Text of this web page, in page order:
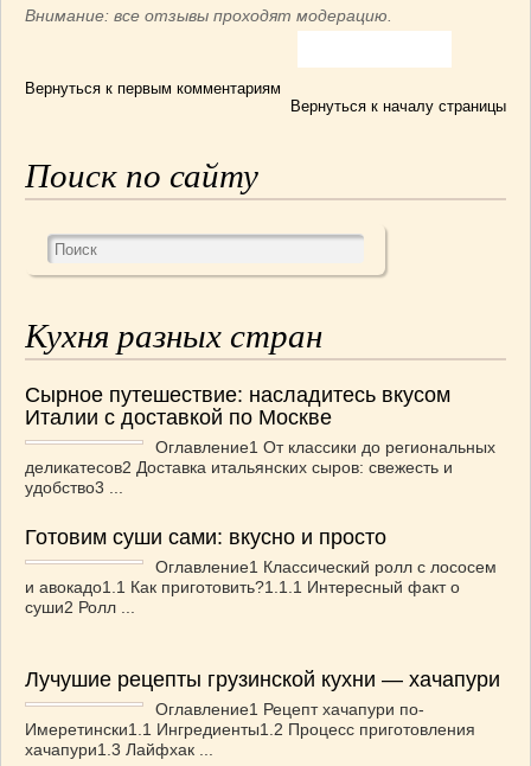
Внимание: все отзывы проходят модерацию.
Вернуться к первым комментариям
Вернуться к началу страницы
Поиск по сайту
Кухня разных стран
Сырное путешествие: насладитесь вкусом
Италии с доставкой по Москве
Оглавление1 От классики до региональных
деликатесов2 Доставка итальянских сыров: свежесть и
удобство3 ...
Готовим суши сами: вкусно и просто
Оглавление1 Классический ролл с лососем
и авокадо1.1 Как приготовить?1.1.1 Интересный факт о
суши2 Ролл ...
Лучушие рецепты грузинской кухни — хачапури
Оглавление1 Рецепт хачапури по-
Имеретински1.1 Ингредиенты1.2 Процесс приготовления
хачапури1.3 Лайфхак ...